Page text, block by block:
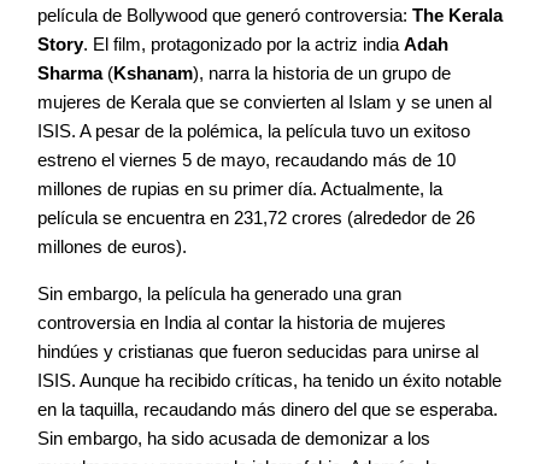
película de Bollywood que generó controversia: The Kerala
Story. El film, protagonizado por la actriz india Adah
Sharma (Kshanam), narra la historia de un grupo de
mujeres de Kerala que se convierten al Islam y se unen al
ISIS. A pesar de la polémica, la película tuvo un exitoso
estreno el viernes 5 de mayo, recaudando más de 10
millones de rupias en su primer día. Actualmente, la
película se encuentra en 231,72 crores (alrededor de 26
millones de euros).
Sin embargo, la película ha generado una gran
controversia en India al contar la historia de mujeres
hindúes y cristianas que fueron seducidas para unirse al
ISIS. Aunque ha recibido críticas, ha tenido un éxito notable
en la taquilla, recaudando más dinero del que se esperaba.
Sin embargo, ha sido acusada de demonizar a los